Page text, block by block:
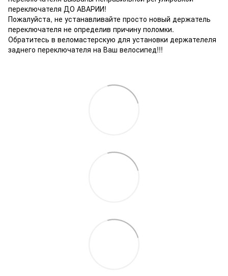
переключателя ДО АВАРИИ!
Пожалуйста, не устанавливайте просто новый держатель
переключателя не определив причину поломки.
Обратитесь в веломастерскую для установки держателеля
заднего переключателя на Ваш велосипед!!!